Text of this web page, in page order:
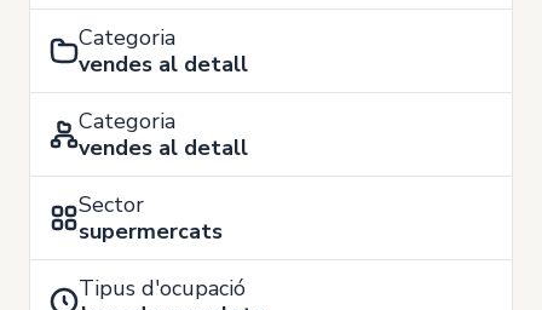
Categoria
vendes al detall
Categoria
vendes al detall
Sector
supermercats
Tipus d'ocupació